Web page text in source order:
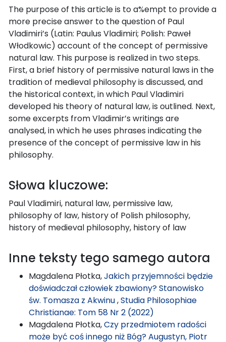
The purpose of this article is to a%empt to provide a
more precise answer to the question of Paul
Vladimiri’s (Latin: Paulus Vladimiri; Polish: Paweł
Włodkowic) account of the concept of permissive
natural law. This purpose is realized in two steps.
First, a brief history of permissive natural laws in the
tradition of medieval philosophy is discussed, and
the historical context, in which Paul Vladimiri
developed his theory of natural law, is outlined. Next,
some excerpts from Vladimir’s writings are
analysed, in which he uses phrases indicating the
presence of the concept of permissive law in his
philosophy.
Słowa kluczowe:
Paul Vladimiri, natural law, permissive law,
philosophy of law, history of Polish philosophy,
history of medieval philosophy, history of law
Inne teksty tego samego autora
Magdalena Płotka,Jakich przyjemności będzie
doświadczał człowiek zbawiony? Stanowisko
św. Tomasza z Akwinu,Studia Philosophiae
Christianae: Tom 58 Nr 2 (2022)
Magdalena Płotka,Czy przedmiotem radości
może być coś innego niż Bóg? Augustyn, Piotr